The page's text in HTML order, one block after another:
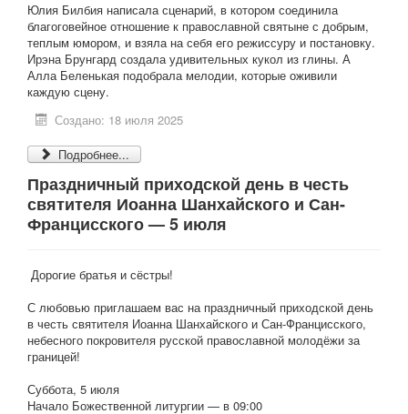
Юлия Билбия написала сценарий, в котором соединила
благоговейное отношение к православной святыне с добрым,
теплым юмором, и взяла на себя его режиссуру и постановку.
Ирэна Брунгард создала удивительных кукол из глины. А
Алла Беленькая подобрала мелодии, которые оживили
каждую сцену.
Создано: 18 июля 2025
Подробнее...
Праздничный приходской день в честь
святителя Иоанна Шанхайского и Сан-
Францисского — 5 июля
Дорогие братья и сёстры!
С любовью приглашаем вас на праздничный приходской день
в честь святителя Иоанна Шанхайского и Сан-Францисского,
небесного покровителя русской православной молодёжи за
границей!
Суббота, 5 июля
Начало Божественной литургии — в 09:00